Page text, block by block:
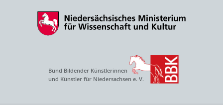
Bund Bildender Künstlerinnen
und Künstler für Niedersachsen e. V.